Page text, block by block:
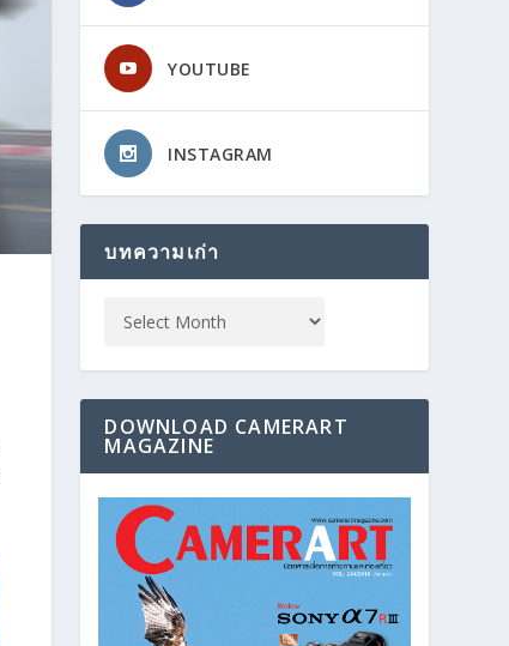
YOUTUBE
INSTAGRAM
บทความเก่า
DOWNLOAD CAMERART
MAGAZINE